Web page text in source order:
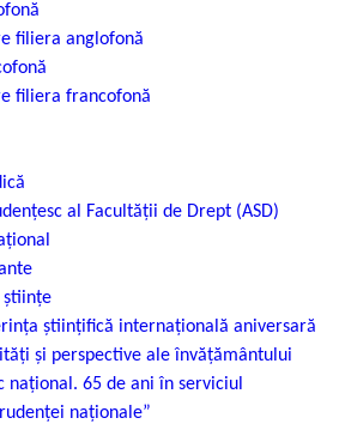
filiera anglofonă
filiera francofonă
al Facultății de Drept (ASD)
științifică internațională aniversară
și perspective ale învățământului
național. 65 de ani în serviciul
naționale”